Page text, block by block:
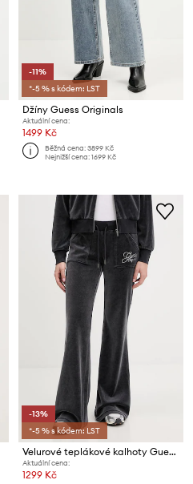
-11%
*-5 % s kódem: LST
Džíny Guess Originals
Aktuální cena:
1499 Kč
Běžná cena:3899 Kč
Nejnižší cena:1699 Kč
-13%
*-5 % s kódem: LST
Velurové teplákové kalhoty Guess Originals
Aktuální cena:
1299 Kč